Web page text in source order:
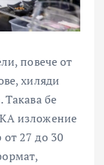
повече от
хиляди
Такава бе
изложение
27 до 30